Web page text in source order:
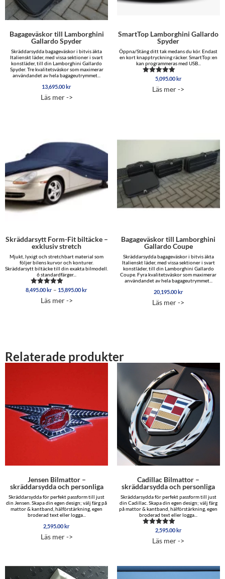
Bagageväskor till Lamborghini
Gallardo Spyder
Skräddarsydda bagageväskor i bitvis äkta
Italienskt läder, med vissa sektioner i svart
konstläder, till din Lamborghini Gallardo
Spyder. Tre kvalitetsväskor som maximerar
användandet av hela bagageutrymmet...
13,695.00kr
Läs mer ->
SmartTop Lamborghini Gallardo
Spyder
Öppna/Stäng ditt tak medans du kör. Endast
en kort knapptryckning räcker. SmartTop:en
kan programmeras med USB...
Betygsatt
av 5
5,095.00kr
Läs mer ->
Skräddarsytt Form-Fit biltäcke –
exklusiv stretch
Mjukt, lyxigt och stretchbart material som
följer bilens kurvor och konturer.
Skräddarsytt biltäcke till din exakta bilmodell.
6 standardfärger...
Betygsatt
av 5
8,495.00kr – 15,895.00krPrisintervall:
Läs mer ->
Bagageväskor till Lamborghini
Gallardo Coupe
Skräddarsydda bagageväskor i bitvis äkta
Italienskt läder, med vissa sektioner i svart
konstläder, till din Lamborghini Gallardo
Coupe. Fyra kvalitetsväskor som maximerar
användandet av hela bagageutrymmet...
20,195.00kr
Läs mer ->
Relaterade produkter
Jensen Bilmattor –
skräddarsydda och personliga
Skräddarsydda för perfekt passform till just
din Jensen. Skapa din egen design; välj färg på
mattor & kantband, hälförstärkning, egen
broderad text eller logga...
2,595.00 kr
Läs mer ->
Cadillac Bilmattor –
skräddarsydda och personliga
Skräddarsydda för perfekt passform till just
din Cadillac. Skapa din egen design; välj färg
på mattor & kantband, hälförstärkning, egen
broderad text eller logga...
Betygsatt
av 5
2,595.00 kr
Läs mer ->